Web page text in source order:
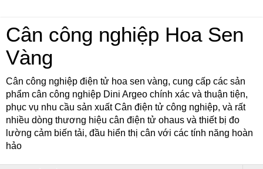
Cân công nghiệp Hoa Sen
Vàng
Cân công nghiệp điện tử hoa sen vàng, cung cấp các sản
phẩm cân công nghiệp Dini Argeo chính xác và thuận tiện,
phục vụ nhu cầu sản xuất Cân điện tử công nghiệp, và rất
nhiều dòng thương hiệu cân điện tử ohaus và thiết bị đo
lường cảm biến tải, đầu hiển thị cân với các tính năng hoàn
hảo